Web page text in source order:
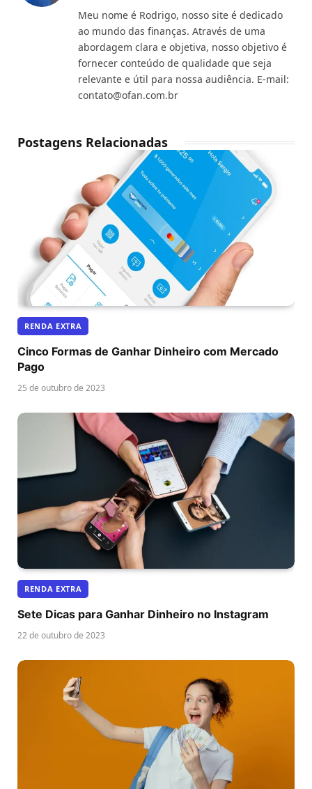
Meu nome é Rodrigo, nosso site é dedicado
ao mundo das finanças. Através de uma
abordagem clara e objetiva, nosso objetivo é
fornecer conteúdo de qualidade que seja
relevante e útil para nossa audiência. E-mail:
contato@ofan.com.br
Postagens Relacionadas
RENDA EXTRA
Cinco Formas de Ganhar Dinheiro com Mercado
Pago
25 de outubro de 2023
RENDA EXTRA
Sete Dicas para Ganhar Dinheiro no Instagram
22 de outubro de 2023